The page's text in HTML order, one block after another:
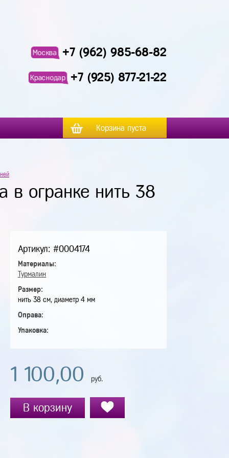
Москва +7 (962) 985-68-82
Краснодар +7 (925) 877-21-22
Корзина пуста
в огранке нить 38
Артикул: #0004174
Материалы:
Турмалин
Размер:
нить 38 см, диаметр 4 мм
Оправа:
Упаковка:
1 100,00 руб.
В корзину